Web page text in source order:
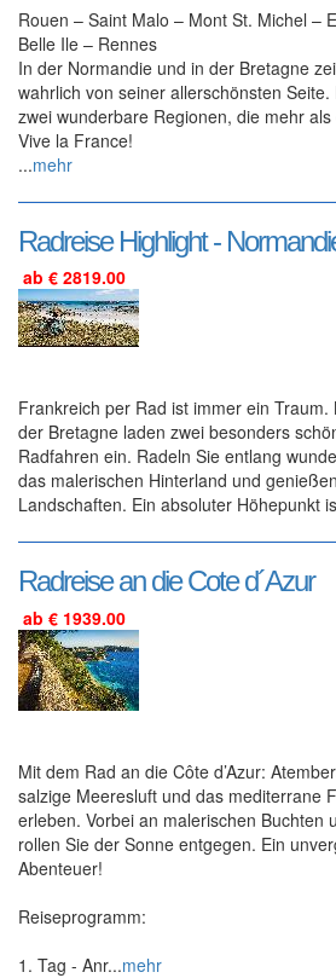
Rouen – Saint Malo – Mont St. Michel –
Belle Ile – Rennes
In der Normandie und in der Bretagne
wahrlich von seiner allerschönsten
zwei wunderbare Regionen, die mehr
Vive la France!
...mehr
Radreise Highlight -
ab € 2819.00
Frankreich per Rad ist immer ein
der Bretagne laden zwei besonders
Radfahren ein. Radeln Sie entlang
das malerischen Hinterland und
Landschaften. Ein absoluter Höhepunkt
Radreise an die Cote d´Azur
ab € 1939.00
Mit dem Rad an die Côte d’Azur:
salzige Meeresluft und das mediterrane
erleben. Vorbei an malerischen Buchten
rollen Sie der Sonne entgegen. Ein
Abenteuer!
Reiseprogramm:
1. Tag - Anr...mehr